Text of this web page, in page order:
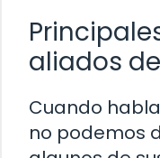
aliados
Cuando
no podemos